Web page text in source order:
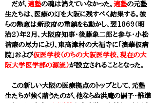
だが、 適塾の魂は消えていなかった。 適塾の元塾
生たちは、医療の灯を大阪に残すべく結集する。彼
らの熱意は新政府の重鎮をも動かし、翌1869（明
治2）年2月、大阪府知事・後藤象二郎と参与・小松
清廉の尽力により、東高津村の大福寺に「浪華仮病
院」および仮医学校（のちの大阪医学校、現在の大
阪大学医学部の源流）が設立されることとなった。
この新しい大阪の医療拠点のトップとして、元塾
生たちが強く請うたのが、他ならぬ洪庵の嗣子・惟準